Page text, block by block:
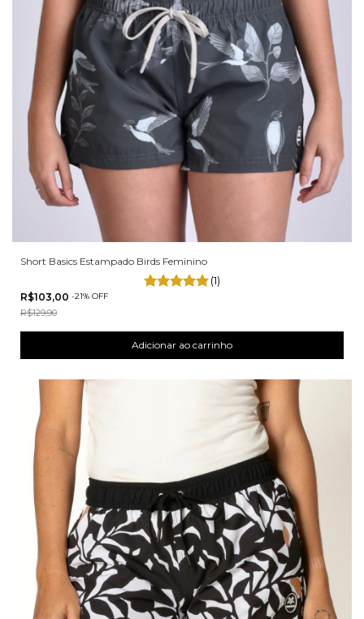
Short Basics Estampado Birds Feminino
(1)
R$103,00 -21% OFF
R$129,90